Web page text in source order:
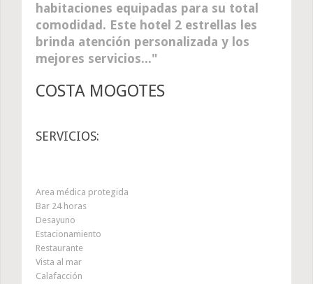
habitaciones equipadas para su total
comodidad. Este hotel 2 estrellas les
brinda atención personalizada y los
mejores servicios...
COSTA MOGOTES
SERVICIOS:
Area médica protegida
Bar 24 horas
Desayuno
Estacionamiento
Restaurante
Vista al mar
Calafacción